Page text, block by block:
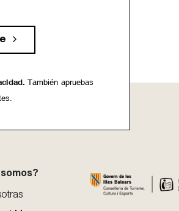
También apruebas